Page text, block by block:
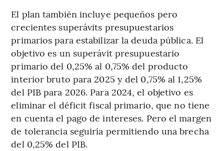
El plan también incluye pequeños pero
crecientes superávits presupuestarios
primarios para estabilizar la deuda pública. El
objetivo es un superávit presupuestario
primario del 0,25% al 0,75% del producto
interior bruto para 2025 y del 0,75% al 1,25%
del PIB para 2026. Para 2024, el objetivo es
eliminar el déficit fiscal primario, que no tiene
en cuenta el pago de intereses. Pero el margen
de tolerancia seguiría permitiendo una brecha
del 0,25% del PIB.